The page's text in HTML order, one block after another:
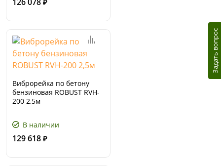
₽
Виброрейка по бетону
бензиновая ROBUST RVH-
200 2,5м
В наличии
129 618 ₽
Задать вопрос